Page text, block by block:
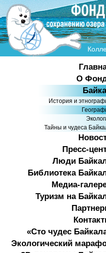
О
История и
Тайны и чудеса
Пресс-
Люди
Библиотека
Медиа-
Туризм на
«Сто чудес
Экологичеcкий